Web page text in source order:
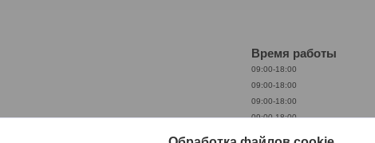
Время работы
09:00-18:00
09:00-18:00
09:00-18:00
09:00-18:00